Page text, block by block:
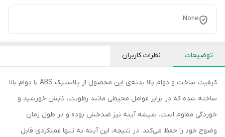
None
توضیحات نظرات کاربران
کیفیت ساخت و دوام بالا بدنه‌ی این محصول از پلاستیک ABS با دوام بالا
ساخته شده که در برابر عوامل محیطی مانند رطوبت، تابش خورشید و
خوردگی مقاوم است. شیشه آینه نیز ضدخش بوده و در طول زمان
وضوح خود را حفظ می‌کند. در نتیجه، این آینه نه تنها عملکردی قابل